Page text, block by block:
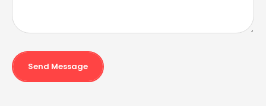
Send Message